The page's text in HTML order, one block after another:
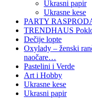
Ukrasni papir
Ukrasne kese
PARTY
TRENDHAUS
Dečije lopte
Oxylady – ženski
naočare…
Pastelini i Verde
Art i Hobby
Ukrasne kese
Ukrasni papir